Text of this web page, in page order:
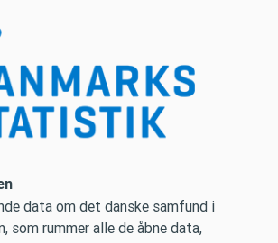
data om det danske samfund i
som rummer alle de åbne data,